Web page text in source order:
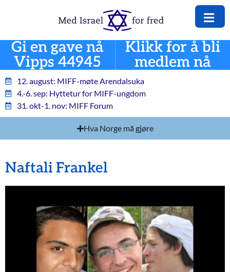
Gi en gave nå
Vipps 44945
Klikk for å bli
medlem nå
12. august: MIFF-møte Arendalsuka
4.-6. sep: Hyttetur for MIFF-ungdom
31. okt-1. nov: MIFF Forum
Hva Norge må gjøre
Naftali Frankel